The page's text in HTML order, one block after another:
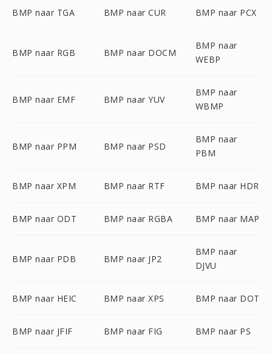
BMP naar TGA BMP naar CUR BMP naar PCX
BMP naar RGB BMP naar DOCM
BMP naar
WEBP
BMP naar EMF BMP naar YUV
BMP naar
WBMP
BMP naar PPM BMP naar PSD
BMP naar
PBM
BMP naar XPM BMP naar RTF BMP naar HDR
BMP naar ODT BMP naar RGBA BMP naar MAP
BMP naar PDB BMP naar JP2
BMP naar
DJVU
BMP naar HEIC BMP naar XPS BMP naar DOT
BMP naar JFIF BMP naar FIG BMP naar PS